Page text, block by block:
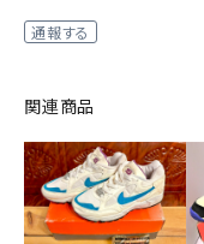
通報する
関連商品